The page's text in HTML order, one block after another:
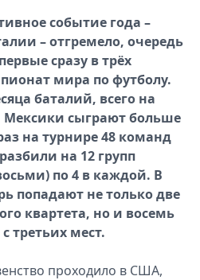
событие года –
– отгремело, очередь
сразу в трёх
мира по футболу.
баталий, всего на
сыграют больше
на турнире 48 команд
на 12 групп
по 4 в каждой. В
попадают не только две
квартета, но и восемь
третьих мест.
проходило в США,